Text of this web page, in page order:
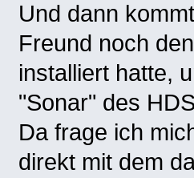
Und dann
Freund noch
installiert hatte,
"Sonar" des
Da frage ich
direkt mit dem